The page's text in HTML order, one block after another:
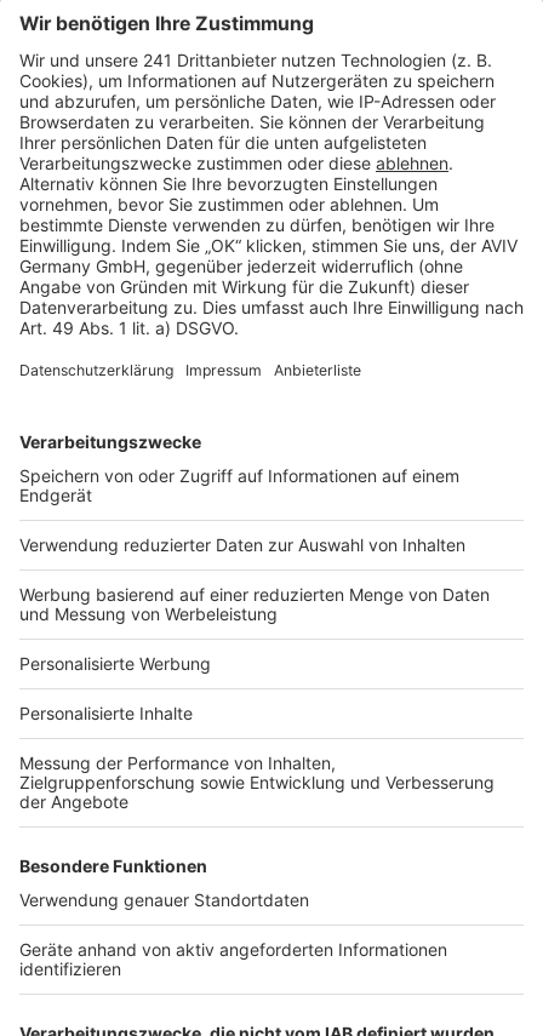
Seitenaufbau
Barrierefreiheit
Cookie Einstellungen
Rechtliches
AGB-Übersicht
Datenschutz
Impressum
Services
Bauprojekt-Quiz
Häuser-Suche
Hausanbieter-Suche
Bauprojekt-Profil
Für Unternehmen
Ihre Baufirma auf bauen.de
Kostenloses Infogespräch